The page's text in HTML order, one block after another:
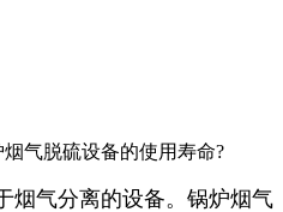
气脱硫设备的使用寿命?
烟气分离的设备。锅炉烟气